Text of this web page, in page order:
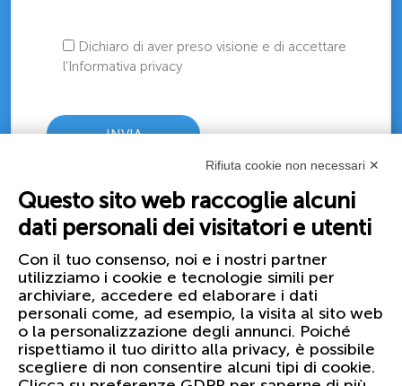
Dichiaro di aver preso visione e di accettare
l’Informativa privacy
Rifiuta cookie non necessari ✕
Questo sito web raccoglie alcuni
dati personali dei visitatori e utenti
Con il tuo consenso, noi e i nostri partner
utilizziamo i cookie e tecnologie simili per
archiviare, accedere ed elaborare i dati
personali come, ad esempio, la visita al sito web
o la personalizzazione degli annunci. Poiché
rispettiamo il tuo diritto alla privacy, è possibile
scegliere di non consentire alcuni tipi di cookie.